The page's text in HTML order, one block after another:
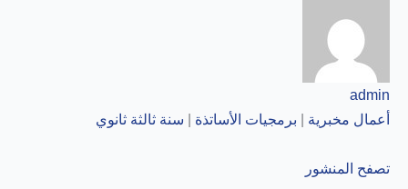
admin
أعمال مخبرية
برمجيات الأساتذة سنة ثالثة ثانوي
تصفح المنشور